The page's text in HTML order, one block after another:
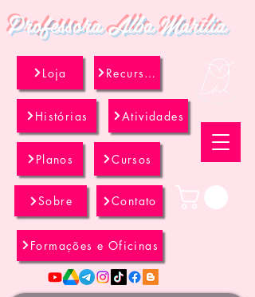
Professora Alba Marília
Loja
Cursos
Planos
Atividades
Contato
Sobre
Recursos
Histórias
Formações e Oficinas